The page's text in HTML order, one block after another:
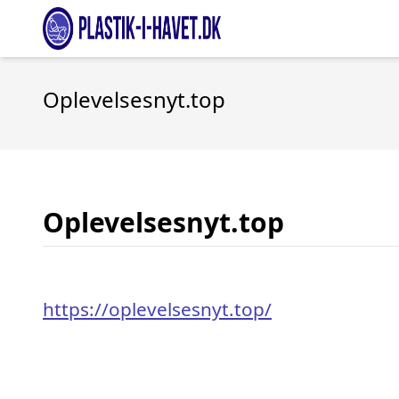
Oplevelsesnyt.top
Oplevelsesnyt.top
https://oplevelsesnyt.top/